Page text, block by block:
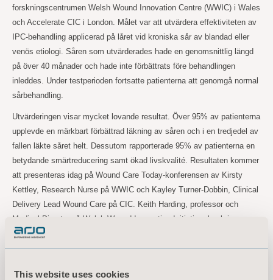
This website uses cookies
forskningscentrumen Welsh Wound Innovation Centre (WWIC) i Wales
och Accelerate CIC i London. Målet var att utvärdera effektiviteten av
IPC-behandling applicerad på låret vid kroniska sår av blandad eller
venös etiologi. Såren som utvärderades hade en genomsnittlig längd
på över 40 månader och hade inte förbättrats före behandlingen
inleddes. Under testperioden fortsatte patienterna att genomgå normal
sårbehandling.
Utvärderingen visar mycket lovande resultat. Över 95% av patienterna
upplevde en märkbart förbättrad läkning av såren och i en tredjedel av
fallen läkte såret helt. Dessutom rapporterade 95% av patienterna en
betydande smärtreducering samt ökad livskvalité. Resultaten kommer
att presenteras idag på Wound Care Today-konferensen av Kirsty
Kettley, Research Nurse på WWIC och Kayley Turner-Dobbin, Clinical
Delivery Lead Wound Care på CIC. Keith Harding, professor och
Medical Director på Welsh Wound Innovation Initiative, beskriver
WoundExpress som “en innovativ och spännande ny metod för att
behandla patienter med sår på underbenen. Den kan komma att spela